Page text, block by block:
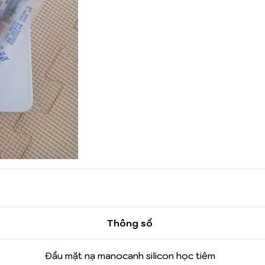
Thông số
Đầu mặt nạ manocanh silicon học tiêm